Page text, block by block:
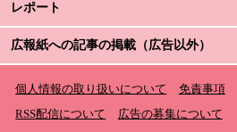
レポート
広報紙への記事の掲載（広告以外）
個人情報の取り扱いについて 免責事項
RSS配信について
広告の募集について